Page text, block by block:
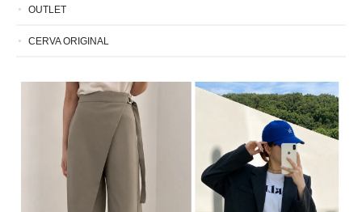
OUTLET
CERVA ORIGINAL